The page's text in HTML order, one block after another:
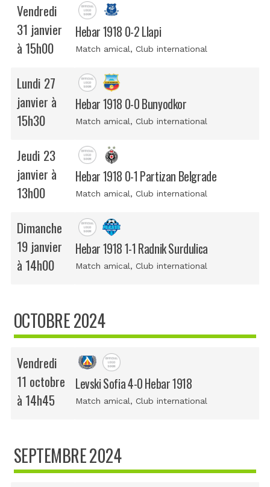
Vendredi
31 janvier
à 15h00
Hebar 1918 0-2 Llapi
Match amical, Club international
Lundi 27
janvier à
15h30
Hebar 1918 0-0 Bunyodkor
Match amical, Club international
Jeudi 23
janvier à
13h00
Hebar 1918 0-1 Partizan Belgrade
Match amical, Club international
Dimanche
19 janvier
à 14h00
Hebar 1918 1-1 Radnik Surdulica
Match amical, Club international
OCTOBRE 2024
Vendredi
11 octobre
à 14h45
Levski Sofia 4-0 Hebar 1918
Match amical, Club international
SEPTEMBRE 2024